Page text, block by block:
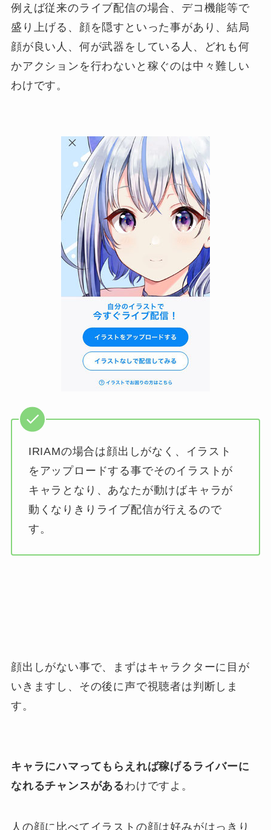
例えば従来のライブ配信の場合、デコ機能等で
盛り上げる、顔を隠すといった事があり、結局
顔が良い人、何が武器をしている人、どれも何
かアクションを行わないと稼ぐのは中々難しい
わけです。
IRIAMの場合は顔出しがなく、イラスト
をアップロードする事でそのイラストが
キャラとなり、あなたが動けばキャラが
動くなりきりライブ配信が行えるので
す。
顔出しがない事で、まずはキャラクターに目が
いきますし、その後に声で視聴者は判断しま
す。
キャラにハマってもらえれば稼げるライバーに
なれるチャンスがあるわけですよ。
人の顔に比べてイラストの顔は好みがはっきり